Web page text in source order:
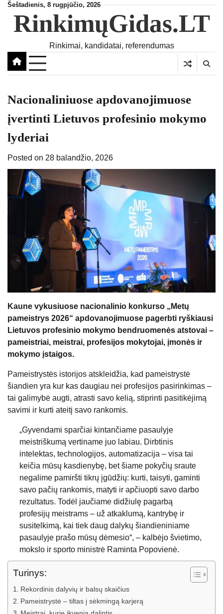
Skip
content
Šeštadienis, 8 rugpjūčio, 2026
RinkimųGidas.LT
Rinkimai, kandidatai, referendumas
Nacionaliniuose apdovanojimuose
įvertinti Lietuvos profesinio mokymo
lyderiai
Posted on 28 balandžio, 2026
Kaune vykusiuose nacionalinio konkurso „Metų
pameistrys 2026“ apdovanojimuose pagerbti ryškiausi
Lietuvos profesinio mokymo bendruomenės atstovai –
pameistriai, meistrai, profesijos mokytojai, įmonės ir
mokymo įstaigos.
Pameistrystės istorijos atskleidžia, kad pameistrystė
šiandien yra kur kas daugiau nei profesijos pasirinkimas –
tai galimybė augti, atrasti savo kelią, stiprinti pasitikėjimą
savimi ir kurti ateitį savo rankomis.
„Gyvendami sparčiai kintančiame pasaulyje
meistriškumą vertiname juo labiau. Dirbtinis
intelektas, technologijos, automatizacija – visa tai
keičia mūsų kasdienybę, bet šiame pokyčių sraute
negalime pamiršti tikrų įgūdžių: kurti, taisyti, gaminti
savo pačių rankomis, matyti ir apčiuopti savo darbo
rezultatus. Todėl jaučiame didžiulę pagarbą
profesijų meistrams – už atkaklumą, kantrybę ir
susitelkimą, kai tiek daug dalykų šiandieniniame
pasaulyje prašo mūsų dėmesio“, – kalbėjo švietimo,
mokslo ir sporto ministrė Raminta Popovienė.
Turinys:
Rekordinis dalyvių ir balsų skaičius
Pameistrystė – tiltas į sėkmingą karjerą